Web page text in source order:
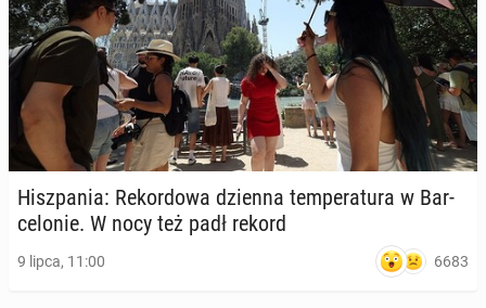
Hisz­pa­nia: Re­kor­do­wa dzienna tem­pe­ra­tu­ra w Bar­
ce­lo­nie. W nocy też padł rekord
9 lipca, 11:00 6683